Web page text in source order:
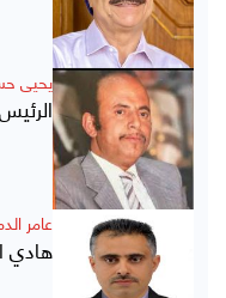
يحيى
عامر
هادي